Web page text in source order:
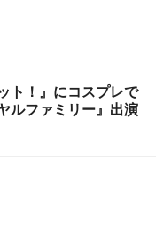
！』にコスプレで
ファミリー』出演